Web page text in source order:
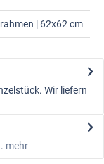
| 62x62 cm
Wir liefern
mehr